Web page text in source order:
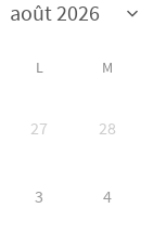
L M
27 28
3 4